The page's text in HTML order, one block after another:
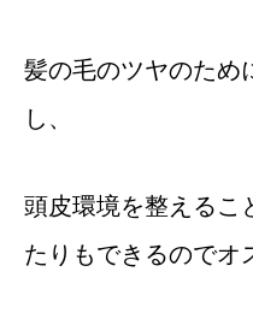
髪の毛のツヤのため
し、
頭皮環境を整えるこ
たりもできるのでオ